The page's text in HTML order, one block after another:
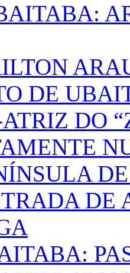
DE
DO
DE